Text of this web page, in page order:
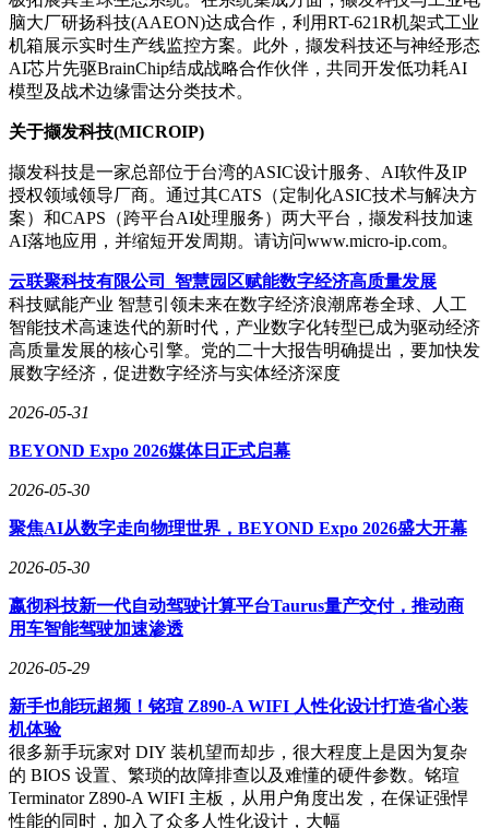
脑大厂研扬科技(AAEON)达成合作，利用RT-621R机架式工业
机箱展示实时生产线监控方案。此外，撷发科技还与神经形态
AI芯片先驱BrainChip结成战略合作伙伴，共同开发低功耗AI
模型及战术边缘雷达分类技术。
关于撷发科技(MICROIP)
撷发科技是一家总部位于台湾的ASIC设计服务、AI软件及IP
授权领域领导厂商。通过其CATS（定制化ASIC技术与解决方
案）和CAPS（跨平台AI处理服务）两大平台，撷发科技加速
AI落地应用，并缩短开发周期。请访问www.micro-ip.com。
云联聚科技有限公司_智慧园区赋能数字经济高质量发展
科技赋能产业 智慧引领未来在数字经济浪潮席卷全球、人工
智能技术高速迭代的新时代，产业数字化转型已成为驱动经济
高质量发展的核心引擎。党的二十大报告明确提出，要加快发
展数字经济，促进数字经济与实体经济深度
2026-05-31
BEYOND Expo 2026媒体日正式启幕
2026-05-30
聚焦AI从数字走向物理世界，BEYOND Expo 2026盛大开幕
2026-05-30
嬴彻科技新一代自动驾驶计算平台Taurus量产交付，推动商
用车智能驾驶加速渗透
2026-05-29
新手也能玩超频！铭瑄 Z890-A WIFI 人性化设计打造省心装
机体验
很多新手玩家对 DIY 装机望而却步，很大程度上是因为复杂
的 BIOS 设置、繁琐的故障排查以及难懂的硬件参数。铭瑄
Terminator Z890-A WIFI 主板，从用户角度出发，在保证强悍
性能的同时，加入了众多人性化设计，大幅